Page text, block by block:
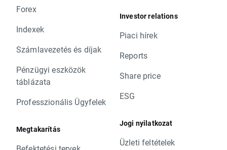
Forex
Indexek
Számlavezetés és díjak
Pénzügyi eszközök
táblázata
Professzionális Ügyfelek
Megtakarítás
Investor relations
Piaci hírek
Reports
Share price
ESG
Jogi nyilatkozat
Üzleti feltételek